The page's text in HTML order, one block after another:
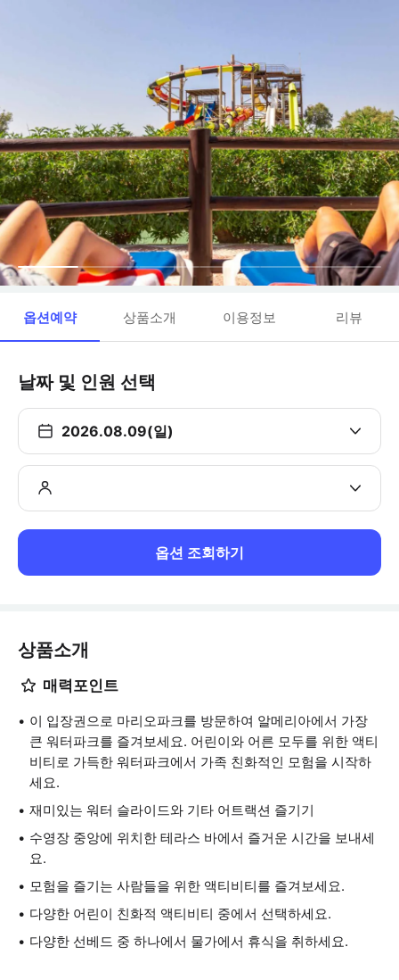
옵션예약 상품소개 이용정보 리뷰
날짜 및 인원 선택
2026.08.09(일)
옵션 조회하기
상품소개
매력포인트
이 입장권으로 마리오파크를 방문하여 알메리아에서 가장
큰 워터파크를 즐겨보세요. 어린이와 어른 모두를 위한 액티
비티로 가득한 워터파크에서 가족 친화적인 모험을 시작하
세요.
재미있는 워터 슬라이드와 기타 어트랙션 즐기기
수영장 중앙에 위치한 테라스 바에서 즐거운 시간을 보내세
요.
모험을 즐기는 사람들을 위한 액티비티를 즐겨보세요.
다양한 어린이 친화적 액티비티 중에서 선택하세요.
다양한 선베드 중 하나에서 물가에서 휴식을 취하세요.